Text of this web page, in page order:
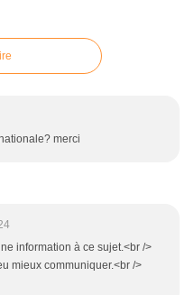
merci
information à ce sujet.<br />
mieux communiquer.<br />